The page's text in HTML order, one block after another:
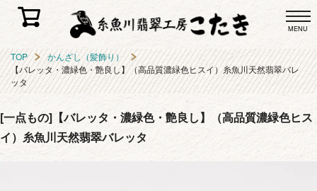
MENU
TOP
かんざし（髪飾り）
【バレッタ・濃緑色・艶良し】（高品質濃緑色ヒスイ）糸魚川天然翡翠バレ
ッタ
[一点もの]【バレッタ・濃緑色・艶良し】（高品質濃緑色ヒス
イ）糸魚川天然翡翠バレッタ